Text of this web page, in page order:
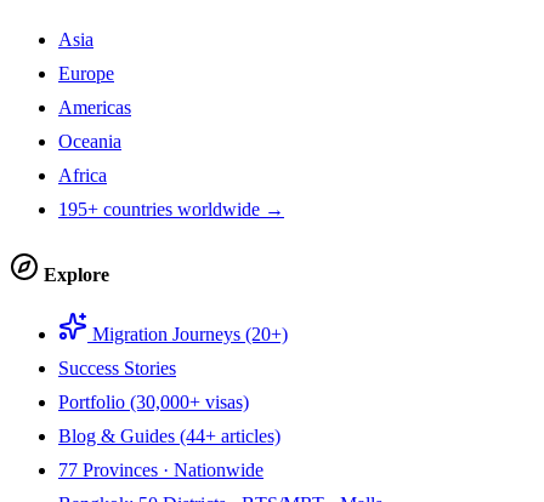
Asia
Europe
Americas
Oceania
Africa
195+ countries worldwide →
Explore
Migration Journeys (20+)
Success Stories
Portfolio (30,000+ visas)
Blog & Guides (44+ articles)
77 Provinces · Nationwide